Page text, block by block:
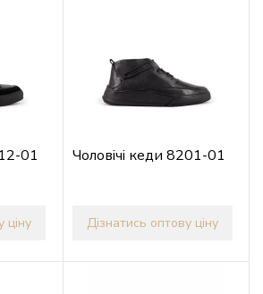
01
ціну
Чоловічі кеди 8201-01
Дізнатись оптову ціну